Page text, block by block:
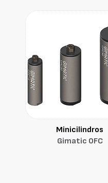
Minicilindros
Gimatic OFC